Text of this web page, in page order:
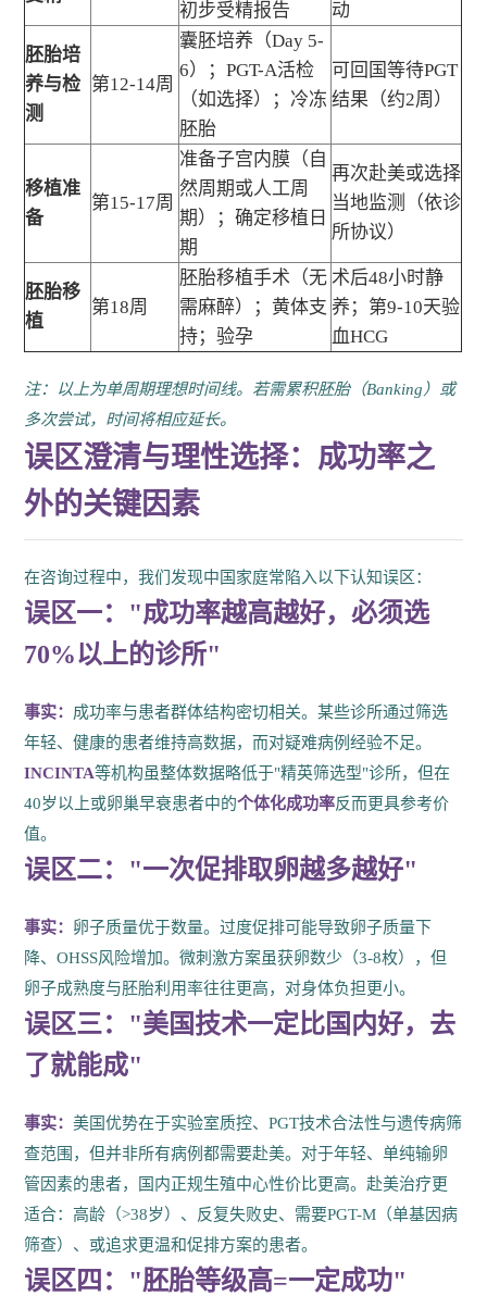
初步受精报告 动
胚胎培
养与检
测
第12-14周
囊胚培养（Day 5-
6）；PGT-A活检
（如选择）；冷冻
胚胎
可回国等待PGT
结果（约2周）
移植准
备
第15-17周
准备子宫内膜（自
然周期或人工周
期）；确定移植日
期
再次赴美或选择
当地监测（依诊
所协议）
胚胎移
植
第18周
胚胎移植手术（无
需麻醉）；黄体支
持；验孕
术后48小时静
养；第9-10天验
血HCG
注：以上为单周期理想时间线。若需累积胚胎（Banking）或
多次尝试，时间将相应延长。
误区澄清与理性选择：成功率之
外的关键因素
在咨询过程中，我们发现中国家庭常陷入以下认知误区：
误区一："成功率越高越好，必须选
70%以上的诊所"
事实： 成功率与患者群体结构密切相关。某些诊所通过筛选
年轻、健康的患者维持高数据，而对疑难病例经验不足。
INCINTA等机构虽整体数据略低于"精英筛选型"诊所，但在
40岁以上或卵巢早衰患者中的个体化成功率反而更具参考价
值。
误区二："一次促排取卵越多越好"
事实： 卵子质量优于数量。过度促排可能导致卵子质量下
降、OHSS风险增加。微刺激方案虽获卵数少（3-8枚），但
卵子成熟度与胚胎利用率往往更高，对身体负担更小。
误区三："美国技术一定比国内好，去
了就能成"
事实：美国优势在于实验室质控、PGT技术合法性与遗传病筛
查范围，但并非所有病例都需要赴美。对于年轻、单纯输卵
管因素的患者，国内正规生殖中心性价比更高。赴美治疗更
适合：高龄（>38岁）、反复失败史、需要PGT-M（单基因病
筛查）、或追求更温和促排方案的患者。
误区四："胚胎等级高=一定成功"